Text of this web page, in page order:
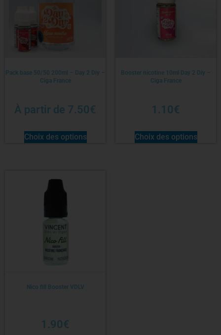
Pack base 50/50 200ml – Day 2 Diy –
Ciga France
À partir de 7.50€
Choix des options
Booster nicotine 10ml Day 2 Diy –
Ciga France
1.10€
Choix des options
Nico fill Booster VDLV
1.90€